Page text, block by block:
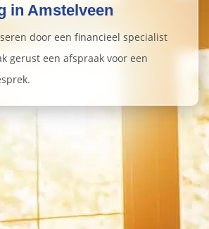
in Amstelveen
door een financieel specialist
gerust een afspraak voor een